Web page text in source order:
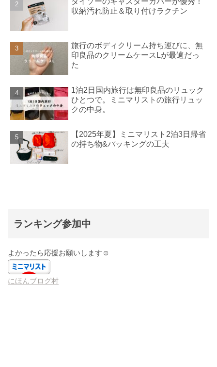
収納汚れ防止＆取り付けラクチン
旅行のボディクリーム持ち運びに、無
印良品のクリームケースLが最適だっ
た
1泊2日国内旅行は無印良品のリュック
ひとつで。ミニマリストの旅行リュッ
クの中身。
【2025年夏】ミニマリスト2泊3日帰省
の持ち物&パッキングの工夫
ランキング参加中
よかったら応援お願いします☺️
にほんブログ村